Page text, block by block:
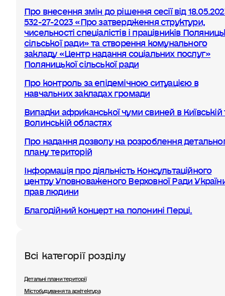
Про внесення змін до рішення сесії від
532-27-2023 «Про затвердження структури,
чисельності спеціалістів і працівників
сільської ради» та створення комунального
закладу «Центр надання соціальних послуг»
Поляницької сільської ради
Про контроль за епідемічною ситуацією в
навчальних закладах громади
Випадки африканської чуми свиней в Київській
Волинській областях
Про надання дозволу на розроблення
плану територій
Інформація про діяльність Консультаційного
центру Уповноваженого Верховної Ради
прав людини
Благодійний концерт на полонині Перці.
Всі категорії розділу
Детальні плани території
Містобудування та архітектура